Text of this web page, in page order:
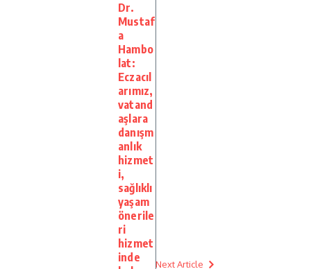
Dr.
Mustaf
a
Hambo
lat:
Eczacıl
arımız,
vatand
aşlara
danışm
anlık
hizmet
i,
sağlıklı
yaşam
önerile
ri
hizmet
inde
Next Article